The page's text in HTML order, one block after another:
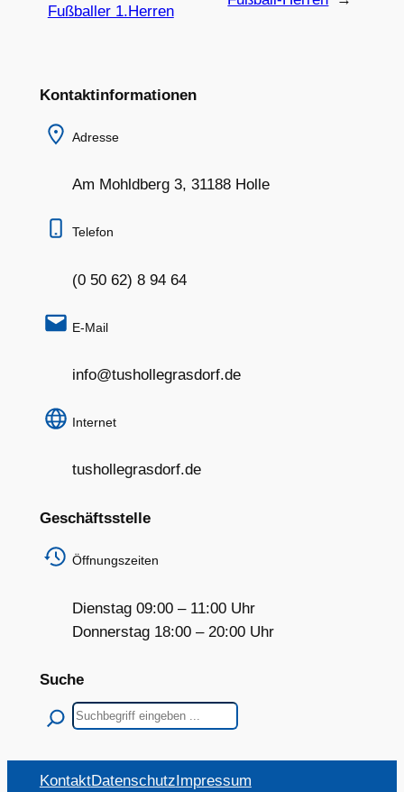
Fußballer 1.Herren
Kontaktinformationen
Adresse
Am Mohldberg 3, 31188 Holle
Telefon
(0 50 62) 8 94 64
E-Mail
info@tushollegrasdorf.de
Internet
tushollegrasdorf.de
Geschäftsstelle
Öffnungszeiten
Dienstag 09:00 – 11:00 Uhr
Donnerstag 18:00 – 20:00 Uhr
Suche
Suchen
KontaktDatenschutz Impressum